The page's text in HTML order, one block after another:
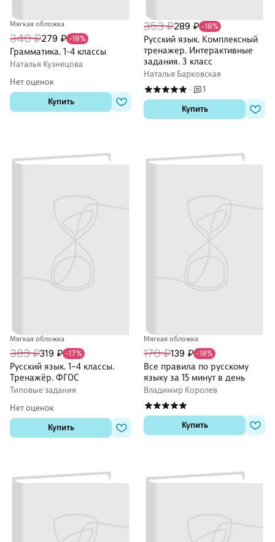
Мягкая обложка
340 ₽279 ₽ -18%
Грамматика. 1-4 классы
Наталья Кузнецова
Нет оценок
Купить
353 ₽289 ₽ -18%
Русский язык. Комплексный
тренажер. Интерактивные
задания. 3 класс
Наталья Барковская
·
1
Купить
Мягкая обложка
383 ₽319 ₽ -17%
Русский язык. 1–4 классы.
Тренажёр. ФГОС
Типовые задания
Нет оценок
Купить
Мягкая обложка
170 ₽139 ₽ -18%
Все правила по русскому
языку за 15 минут в день
Владимир Королев
Купить